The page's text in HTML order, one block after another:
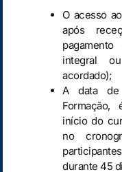
O acesso
após
integral
acordado);
A data de
Formação,
início do
no
durante 45